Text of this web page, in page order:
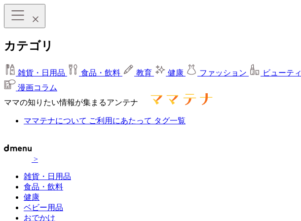
カテゴリ
雑貨・日用品 食品・飲料 教育 健康 ファッション ビューティ
漫画コラム
ママの知りたい情報が集まるアンテナ
ママテナについて ご利用にあたって タグ一覧
>
雑貨・日用品
食品・飲料
健康
ベビー用品
おでかけ